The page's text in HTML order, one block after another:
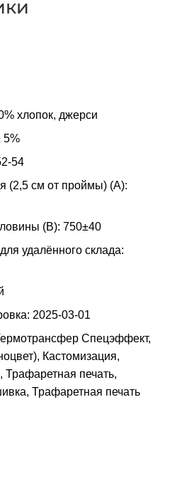
хлопок, джерси
5%
54
(2,5 см от проймы) (A):
(B): 750±40
удалённого склада:
2025-03-01
Спецэффект,
Кастомизация,
Трафаретная печать,
Трафаретная печать